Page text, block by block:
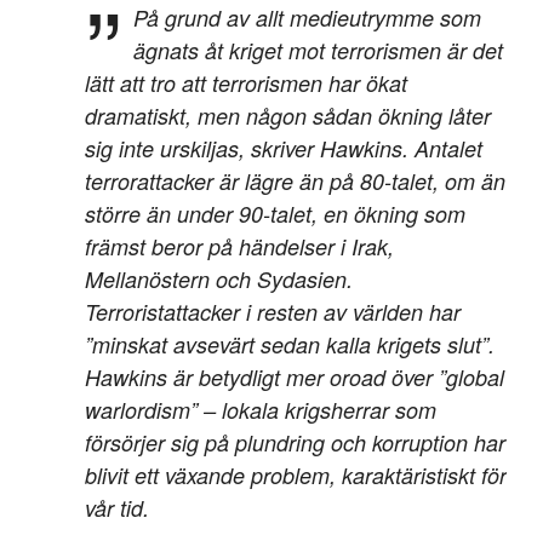
På grund av allt medieutrymme som
ägnats åt kriget mot terrorismen är det
lätt att tro att terrorismen har ökat
dramatiskt, men någon sådan ökning låter
sig inte urskiljas, skriver Hawkins. Antalet
terrorattacker är lägre än på 80-talet, om än
större än under 90-talet, en ökning som
främst beror på händelser i Irak,
Mellanöstern och Sydasien.
Terroristattacker i resten av världen har
”minskat avsevärt sedan kalla krigets slut”.
Hawkins är betydligt mer oroad över ”global
warlordism” – lokala krigsherrar som
försörjer sig på plundring och korruption har
blivit ett växande problem, karaktäristiskt för
vår tid.